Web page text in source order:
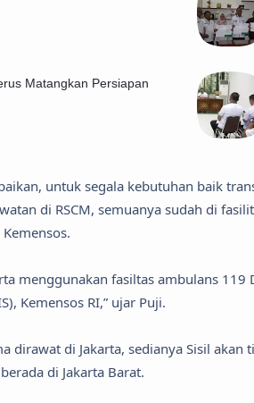
Matangkan Persiapan
untuk segala kebutuhan baik
di RSCM, semuanya sudah di
menggunakan fasiltas ambulans
Kemensos RI,” ujar Puji.
dirawat di Jakarta, sedianya Sisil
di Jakarta Barat.